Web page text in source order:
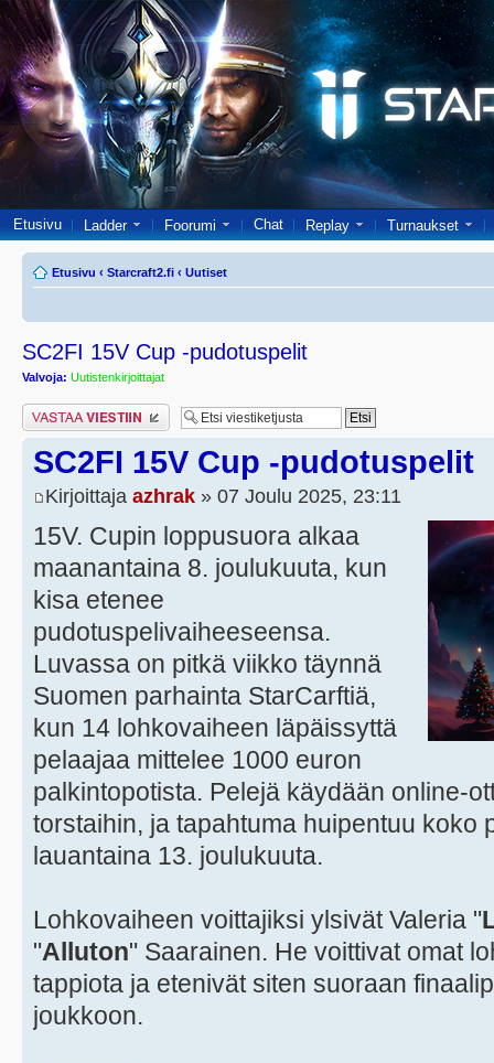
Etusivu Ladder Foorumi Chat Replay Turnaukset
Etusivu ‹ Starcraft2.fi ‹ Uutiset
SC2FI 15V Cup -pudotuspelit
Valvoja: Uutistenkirjoittajat
Lähetä vastaus
SC2FI 15V Cup -pudotuspelit
Kirjoittaja azhrak » 07 Joulu 2025, 23:11
15V. Cupin loppusuora alkaa
maanantaina 8. joulukuuta, kun
kisa etenee
pudotuspelivaiheeseensa.
Luvassa on pitkä viikko täynnä
Suomen parhainta StarCarftiä,
kun 14 lohkovaiheen läpäissyttä
pelaajaa mittelee 1000 euron
palkintopotista. Pelejä käydään online-
torstaihin, ja tapahtuma huipentuu koko
lauantaina 13. joulukuuta.
Lohkovaiheen voittajiksi ylsivät Valeria "
"Alluton" Saarainen. He voittivat omat
tappiota ja etenivät siten suoraan
joukkoon.